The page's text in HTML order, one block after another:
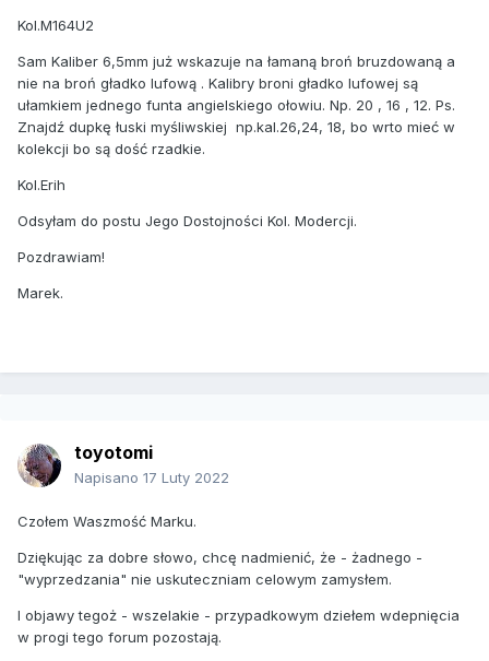
Kol.M164U2
Sam Kaliber 6,5mm już wskazuje na łamaną broń bruzdowaną a
nie na broń gładko lufową . Kalibry broni gładko lufowej są
ułamkiem jednego funta angielskiego ołowiu. Np. 20 , 16 , 12. Ps.
Znajdź dupkę łuski myśliwskiej np.kal.26,24, 18, bo wrto mieć w
kolekcji bo są dość rzadkie.
Kol.Erih
Odsyłam do postu Jego Dostojności Kol. Modercji.
Pozdrawiam!
Marek.
toyotomi
Napisano 17 Luty 2022
Czołem Waszmość Marku.
Dziękując za dobre słowo, chcę nadmienić, że - żadnego -
"wyprzedzania" nie uskuteczniam celowym zamysłem.
I objawy tegoż - wszelakie - przypadkowym dziełem wdepnięcia
w progi tego forum pozostają.